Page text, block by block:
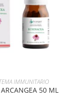
AL CARRELLO
IMMUNITARIO
50 ML